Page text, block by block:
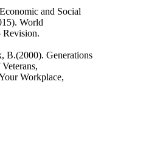
and Social
World
Revision.
B.(2000). Generations
Workplace,